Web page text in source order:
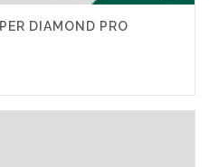
DIAMOND PRO